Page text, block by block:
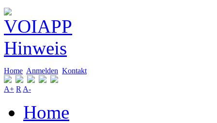
Home Anmelden Kontakt
A+ R A-
Home